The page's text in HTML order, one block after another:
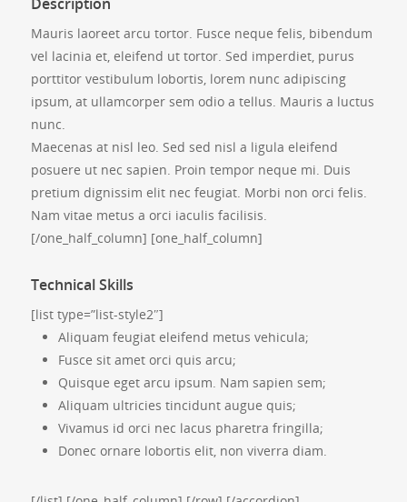
Mauris laoreet arcu tortor. Fusce neque felis, bibendum
vel lacinia et, eleifend ut tortor. Sed imperdiet, purus
porttitor vestibulum lobortis, lorem nunc adipiscing
ipsum, at ullamcorper sem odio a tellus. Mauris a luctus
nunc.
Maecenas at nisl leo. Sed sed nisl a ligula eleifend
posuere ut nec sapien. Proin tempor neque mi. Duis
pretium dignissim elit nec feugiat. Morbi non orci felis.
Nam vitae metus a orci iaculis facilisis.
[/one_half_column] [one_half_column]
Technical Skills
[list type=”list-style2″]
Aliquam feugiat eleifend metus vehicula;
Fusce sit amet orci quis arcu;
Quisque eget arcu ipsum. Nam sapien sem;
Aliquam ultricies tincidunt augue quis;
Vivamus id orci nec lacus pharetra fringilla;
Donec ornare lobortis elit, non viverra diam.